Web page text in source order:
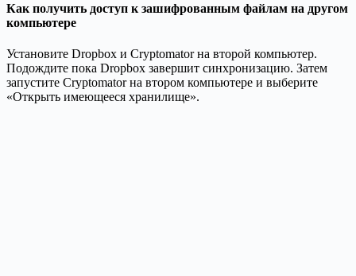
Как получить доступ к зашифрованным файлам на другом
компьютере
Установите Dropbox и Cryptomator на второй компьютер.
Подождите пока Dropbox завершит синхронизацию. Затем
запустите Cryptomator на втором компьютере и выберите
«Открыть имеющееся хранилище».